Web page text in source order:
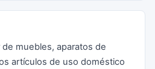
muebles, aparatos de
artículos de uso doméstico